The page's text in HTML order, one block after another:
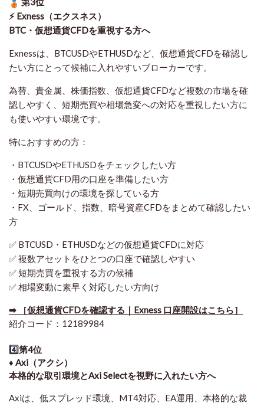
⚡ Exness（エクスネス）
BTC・仮想通貨CFDを重視する方へ
Exnessは、BTCUSDやETHUSDなど、仮想通貨CFDを確認し
たい方にとって候補に入れやすいブローカーです。
為替、貴金属、株価指数、仮想通貨CFDなど複数の市場を確
認しやすく、短期売買や相場急変への対応を重視したい方に
も使いやすい環境です。
特におすすめの方：
・BTCUSDやETHUSDをチェックしたい方
・仮想通貨CFD用の口座を準備したい方
・短期売買向けの環境を探している方
・FX、ゴールド、指数、暗号資産CFDをまとめて確認したい
方
✅ BTCUSD・ETHUSDなどの仮想通貨CFDに対応
✅ 複数アセットをひとつの口座で確認しやすい
✅ 短期売買を重視する方の候補
✅ 相場変動に素早く対応したい方向け
➡ ［仮想通貨CFDを確認する｜Exness 口座開設はこちら］
紹介コード：12189984
4️⃣第4位
♦️ Axi（アクシ）
本格的な取引環境とAxi Selectを視野に入れたい方へ
Axiは、低スプレッド環境、MT4対応、EA運用、本格的な裁